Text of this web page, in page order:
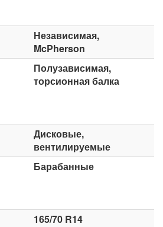
Независимая,
McPherson
Полузависимая,
торсионная балка
Дисковые,
вентилируемые
Барабанные
165/70 R14